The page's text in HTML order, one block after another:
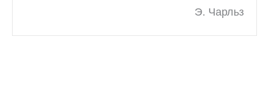
Э. Чарльз